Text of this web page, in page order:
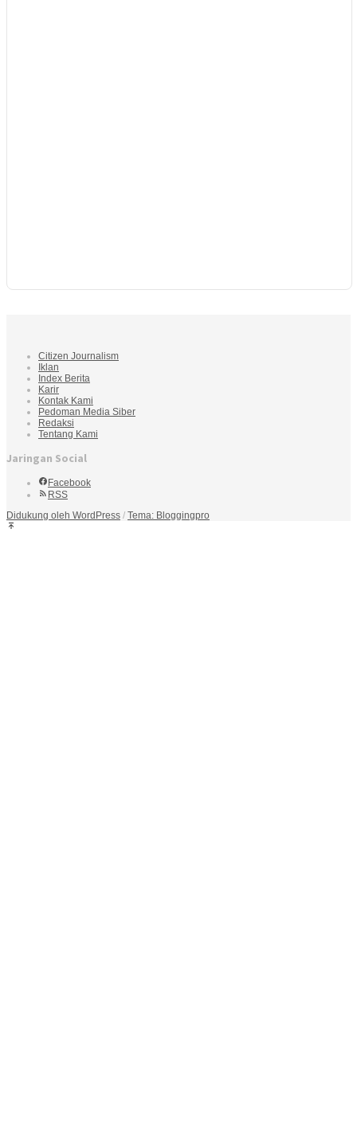
Citizen Journalism
Iklan
Index Berita
Karir
Kontak Kami
Pedoman Media Siber
Redaksi
Tentang Kami
Jaringan Social
Facebook
RSS
Didukung oleh WordPress / Tema: Bloggingpro